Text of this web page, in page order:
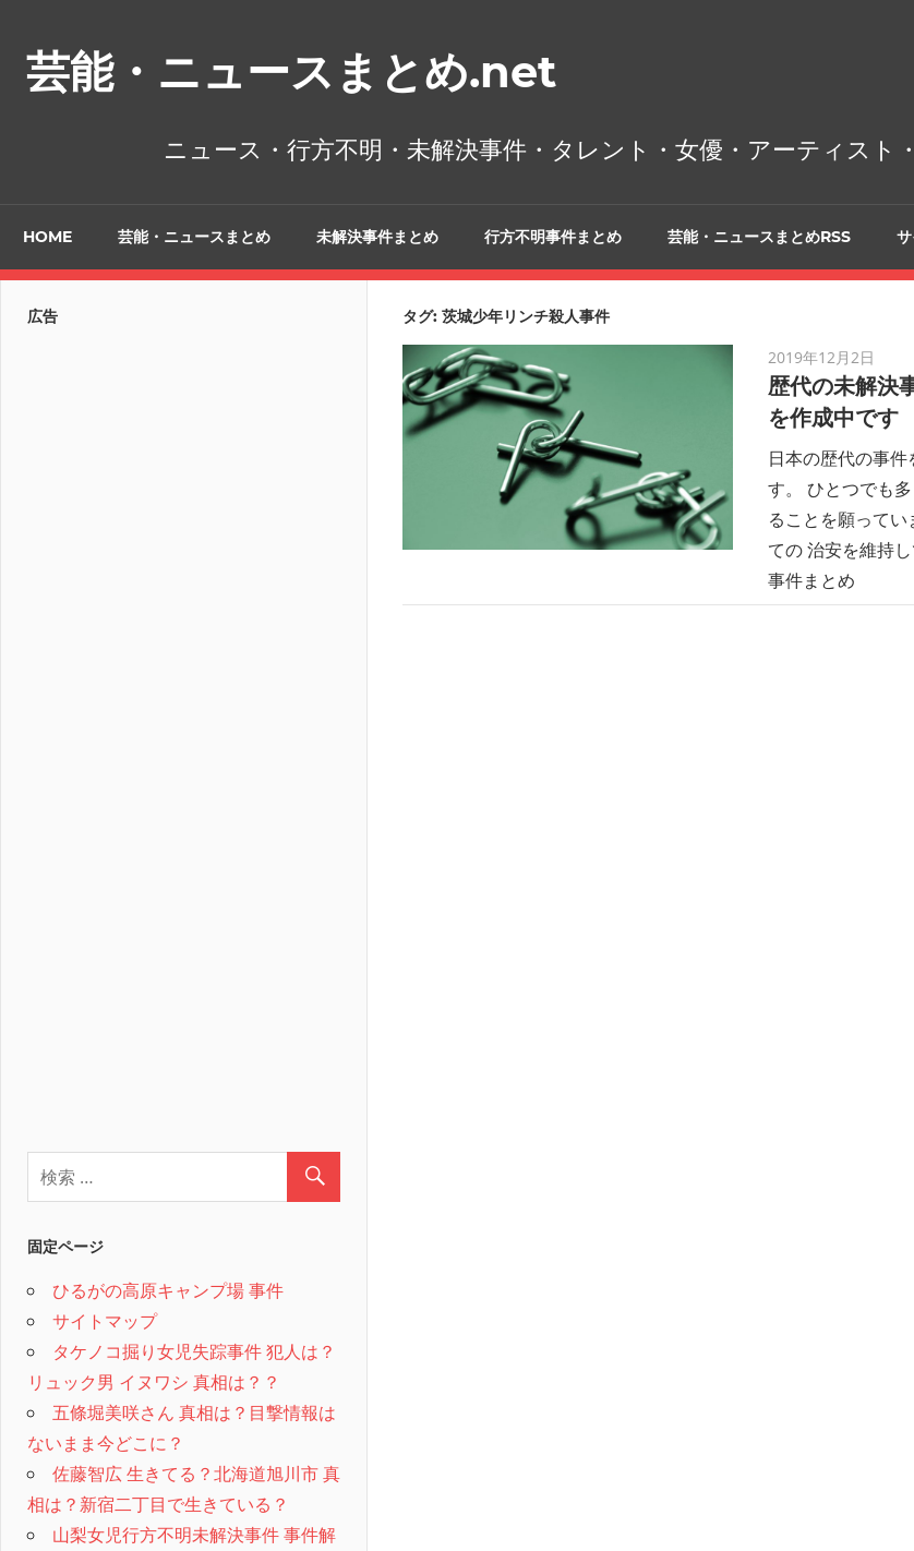
芸能・ニュースまとめ.net
ニュース・行方不明・未解決事件・タレント・女優・アーティスト
HOME 芸能・ニュースまとめ 未解決事件まとめ 行方不明事件まとめ 芸能・ニュースまとめRSS
タグ: 茨城少年リンチ殺人事件
2019年12月2日
歴代の未解決
を作成中です
日本の歴代の事
す。 ひとつでも
ることを願って
ての 治安を維持
事件まとめ
広告
固定ページ
ひるがの高原キャンプ場 事件
サイトマップ
タケノコ掘り女児失踪事件 犯人は？
リュック男 イヌワシ 真相は？？
五條堀美咲さん 真相は？目撃情報は
ないまま今どこに？
佐藤智広 生きてる？北海道旭川市 真
相は？新宿二丁目で生きている？
山梨女児行方不明未解決事件 事件解